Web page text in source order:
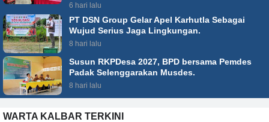
6 hari lalu
PT DSN Group Gelar Apel Karhutla Sebagai
Wujud Serius Jaga Lingkungan.
8 hari lalu
Susun RKPDesa 2027, BPD bersama Pemdes
Padak Selenggarakan Musdes.
8 hari lalu
WARTA KALBAR TERKINI